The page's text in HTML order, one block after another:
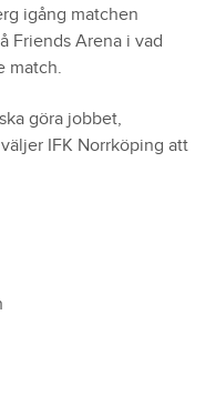
igång matchen
Friends Arena i vad
match.
göra jobbet,
IFK Norrköping att